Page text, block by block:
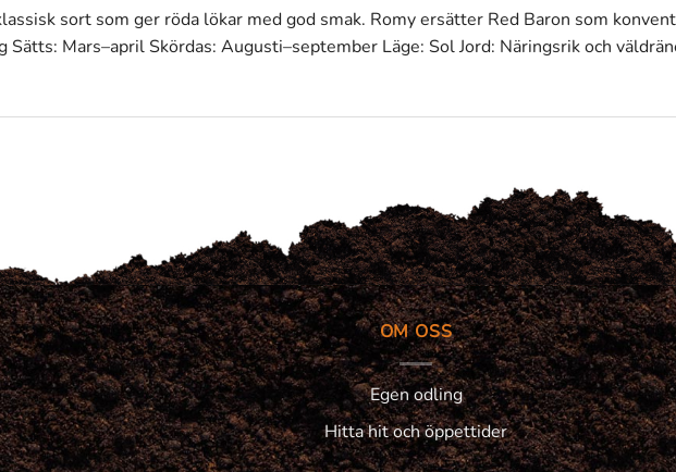
sort som ger röda lökar med god smak. Romy ersätter Red Baron som
Mars–april Skördas: Augusti–september Läge: Sol Jord: Näringsrik och
OM OSS
Egen odling
Hitta hit och öppettider